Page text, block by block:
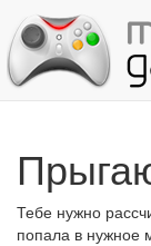
Тебе нужно
попала в нужное